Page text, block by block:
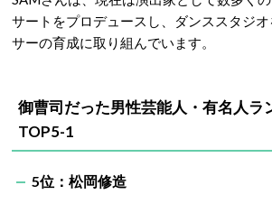
サートをプロデュースし、ダンススタジ
サーの育成に取り組んでいます。
御曹司だった男性芸能人・有名人
TOP5-1
5位：松岡修造